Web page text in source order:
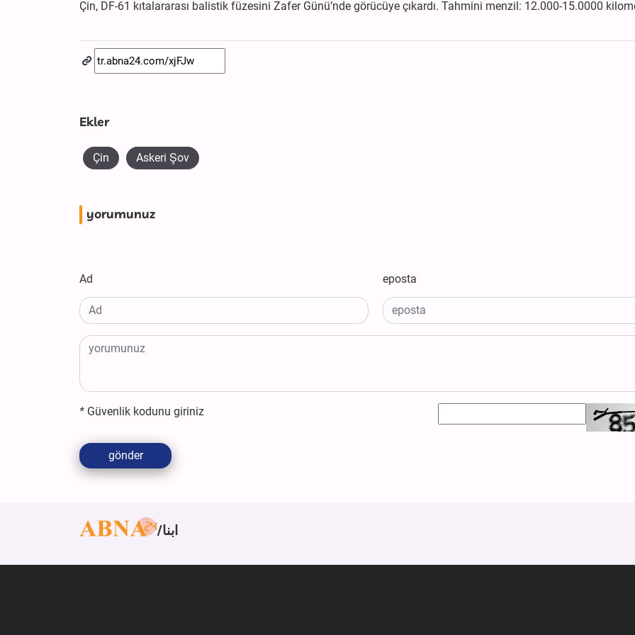
Çin, DF-61 kıtalararası balistik füzesini Zafer Günü’nde görücüye çıkardı. Tahmini menzil: 12.000-15.0000
Ekler
Çin Askeri Şov
yorumunuz
Ad eposta
* Güvenlik kodunu giriniz
gönder
ابنا